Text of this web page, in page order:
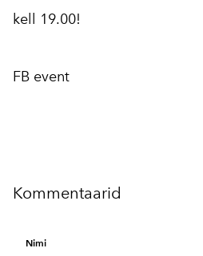
kell 19.00!
FB event
Kommentaarid
Nimi